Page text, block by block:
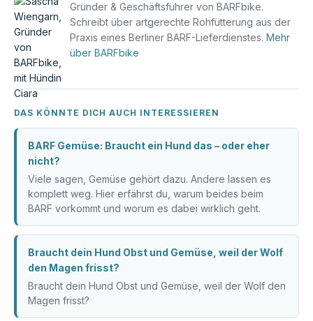
Gründer & Geschäftsführer von BARFbike.
Schreibt über artgerechte Rohfütterung aus der
Praxis eines Berliner BARF-Lieferdienstes. Mehr
über BARFbike
DAS KÖNNTE DICH AUCH INTERESSIEREN
BARF Gemüse: Braucht ein Hund das – oder eher
nicht?
Viele sagen, Gemüse gehört dazu. Andere lassen es
komplett weg. Hier erfährst du, warum beides beim
BARF vorkommt und worum es dabei wirklich geht.
Braucht dein Hund Obst und Gemüse, weil der Wolf
den Magen frisst?
Braucht dein Hund Obst und Gemüse, weil der Wolf den
Magen frisst?